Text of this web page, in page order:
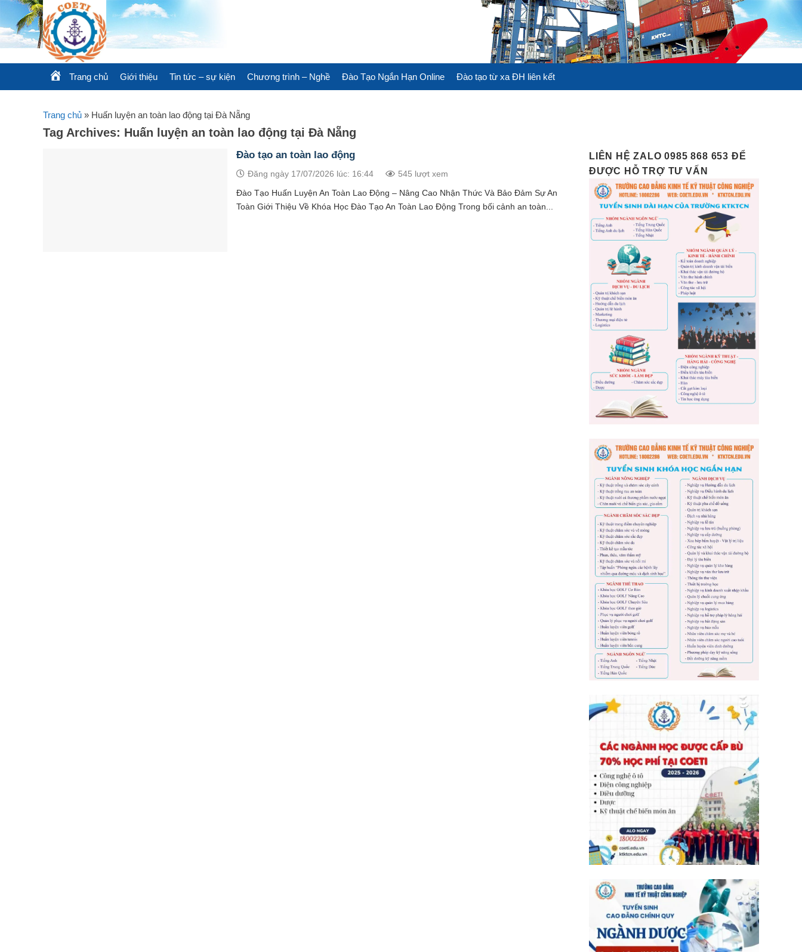
to
content
Trang chủ Giới thiệu Tin tức – sự kiện Chương trình – Nghề Đào Tạo Ngắn Hạn Online Đào tạo từ xa ĐH liên kết
Trang chủ » Huấn luyện an toàn lao động tại Đà Nẵng
Tag Archives: Huấn luyện an toàn lao động tại Đà Nẵng
Đào tạo an toàn lao động
Đăng ngày 17/07/2026 lúc: 16:44
545 lượt xem
Đào Tạo Huấn Luyện An Toàn Lao Động – Nâng Cao Nhận Thức Và Bảo Đảm Sự An
Toàn Giới Thiệu Về Khóa Học Đào Tạo An Toàn Lao Động Trong bối cảnh an toàn...
LIÊN HỆ ZALO 0985 868 653 ĐỂ
ĐƯỢC HỖ TRỢ TƯ VẤN